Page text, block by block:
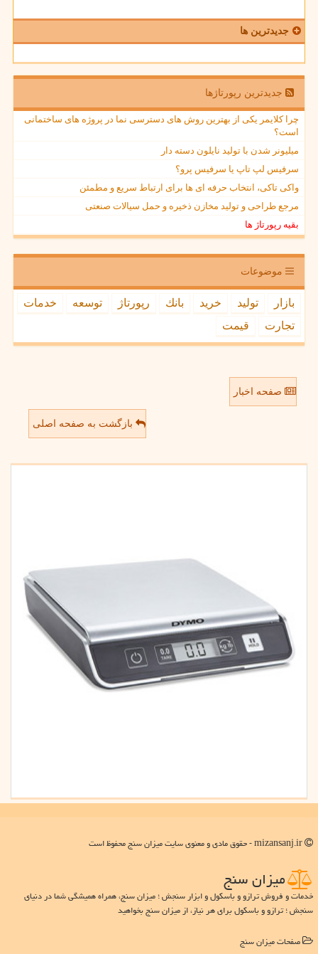
جدیدترین ها
جدیدترین رپورتاژها
چرا کلایمر یکی از بهترین روش های دسترسی نما در پروژه های ساختمانی
است؟
میلیونر شدن با تولید نایلون دسته دار
سرفیس لپ تاپ یا سرفیس پرو؟
واکی تاکی، انتخاب حرفه ای ها برای ارتباط سریع و مطمئن
مرجع طراحی و تولید مخازن ذخیره و حمل سیالات صنعتی
بقیه رپورتاژ ها
موضوعات
بازار تولید خرید بانك رپورتاژ توسعه
خدمات
تجارت
قیمت
صفحه اخبار
بازگشت به صفحه اصلی
میزان سنج
خدمات و فروش ترازو و باسکول و ابزار سنجش ؛ میزان سنج، همراه همیشگی شما در دنیای
سنجش ؛ ترازو و باسکول برای هر نیاز، از میزان سنج بخواهید
صفحات میزان سنج